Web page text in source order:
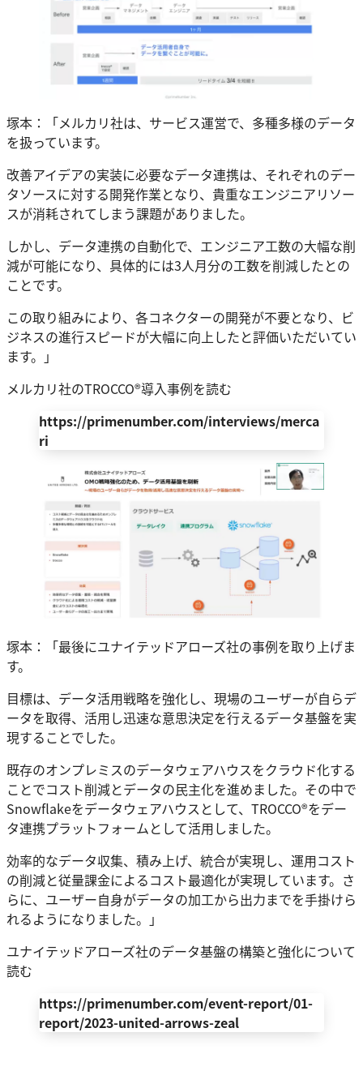
塚本：「メルカリ社は、サービス運営で、多種多様のデータ
を扱っています。
改善アイデアの実装に必要なデータ連携は、それぞれのデー
タソースに対する開発作業となり、貴重なエンジニアリソー
スが消耗されてしまう課題がありました。
しかし、データ連携の自動化で、エンジニア工数の大幅な削
減が可能になり、具体的には3人月分の工数を削減したとの
ことです。
この取り組みにより、各コネクターの開発が不要となり、ビ
ジネスの進行スピードが大幅に向上したと評価いただいてい
ます。」
メルカリ社のTROCCO®導入事例を読む
https://primenumber.com/interviews/merca
ri
塚本：「最後にユナイテッドアローズ社の事例を取り上げま
す。
目標は、データ活用戦略を強化し、現場のユーザーが自らデ
ータを取得、活用し迅速な意思決定を行えるデータ基盤を実
現することでした。
既存のオンプレミスのデータウェアハウスをクラウド化する
ことでコスト削減とデータの民主化を進めました。その中で
Snowflakeをデータウェアハウスとして、TROCCO®をデー
タ連携プラットフォームとして活用しました。
効率的なデータ収集、積み上げ、統合が実現し、運用コスト
の削減と従量課金によるコスト最適化が実現しています。さ
らに、ユーザー自身がデータの加工から出力までを手掛けら
れるようになりました。」
ユナイテッドアローズ社のデータ基盤の構築と強化について
読む
https://primenumber.com/event-report/01-
report/2023-united-arrows-zeal